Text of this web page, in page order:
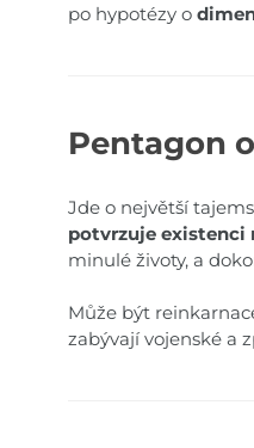
po hypotézy o
Pentagon
Jde o největší
potvrzuje existenci
minulé životy, a
Může být
zabývají vojenské a